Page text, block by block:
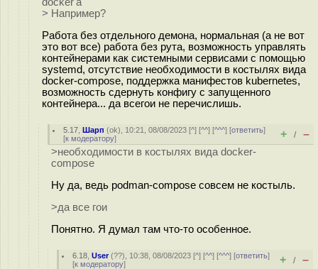
> Например?
Работа без отдельного демона, нормальная (а не вот
это вот все) работа без рута, возможность управлять
контейнерами как системными сервисами с помощью
systemd, отсутствие необходимости в костылях вида
docker-compose, поддержка манифестов kubernetes,
возможность сдернуть конфигу с запущенного
контейнера... да всегои не перечислишь.
5.17 ,Шарп (ok), 10:21, 08/08/2023 [^] [^^] [^^^] [ответить]
[к модератору] + / –
>необходимости в костылях вида docker-
compose
Ну да, ведь podman-compose совсем не костыль.
>да все гои
Понятно. Я думал там что-то особенное.
6.18 ,User(??), 10:38, 08/08/2023 [^] [^^] [^^^] [ответить]
[к модератору] + / –